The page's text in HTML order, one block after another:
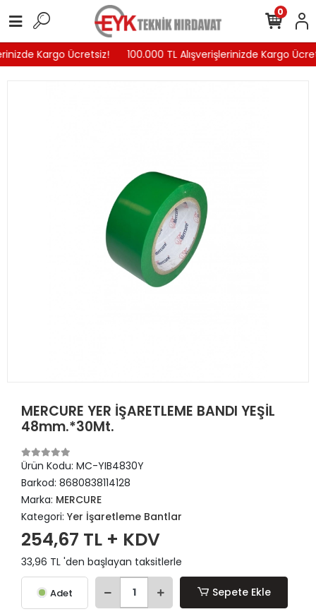
Kargo Ücretsiz! 100.000 TL Alışverişlerinizde Kargo
0
MERCURE YER İŞARETLEME BANDI YEŞİL
48mm.*30Mt.
Ürün Kodu: MC-YIB4830Y
Barkod: 8680838114128
Marka: MERCURE
Kategori: Yer İşaretleme Bantlar
254,67 TL + KDV
33,96 TL 'den başlayan taksitlerle
Adet Sepete Ekle